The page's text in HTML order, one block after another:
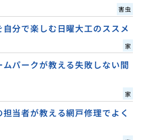
害虫
分で楽しむ日曜大工のススメ
家
パークが教える失敗しない間
家
当者が教える網戸修理でよく